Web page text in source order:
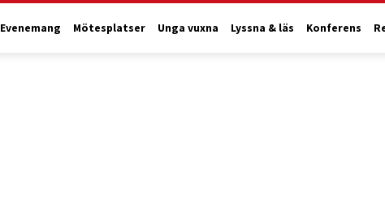
Evenemang Mötesplatser Unga vuxna Lyssna & läs Konferens